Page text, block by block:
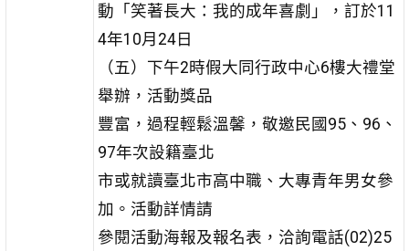
動「笑著長大：我的成年喜劇」，訂於11
4年10月24日
（五）下午2時假大同行政中心6樓大禮堂
舉辦，活動獎品
豐富，過程輕鬆溫馨，敬邀民國95、96、
97年次設籍臺北
市或就讀臺北市高中職、大專青年男女參
加。活動詳情請
參閱活動海報及報名表，洽詢電話(02)25